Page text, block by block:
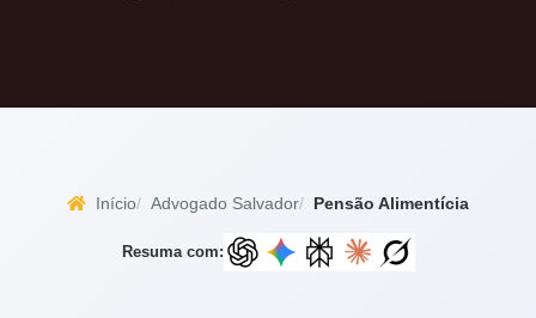
Início Advogado Salvador Pensão Alimentícia
Resuma com: